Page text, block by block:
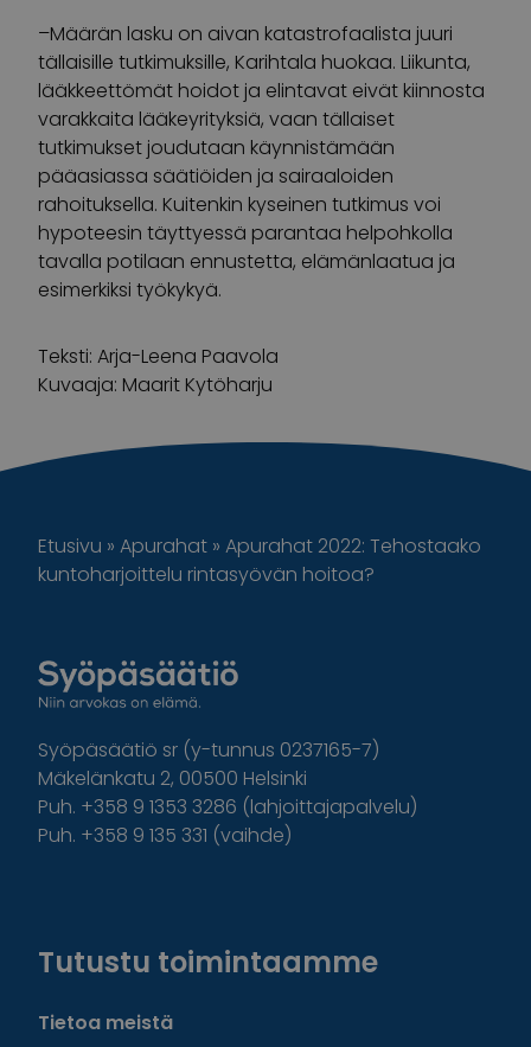
–Määrän lasku on aivan katastrofaalista juuri
tällaisille tutkimuksille, Karihtala huokaa. Liikunta,
lääkkeettömät hoidot ja elintavat eivät kiinnosta
varakkaita lääkeyrityksiä, vaan tällaiset
tutkimukset joudutaan käynnistämään
pääasiassa säätiöiden ja sairaaloiden
rahoituksella. Kuitenkin kyseinen tutkimus voi
hypoteesin täyttyessä parantaa helpohkolla
tavalla potilaan ennustetta, elämänlaatua ja
esimerkiksi työkykyä.
Teksti: Arja-Leena Paavola
Kuvaaja: Maarit Kytöharju
Etusivu » Apurahat » Apurahat 2022: Tehostaako
kuntoharjoittelu rintasyövän hoitoa?
Syöpäsäätiö sr (y-tunnus 0237165-7)
Mäkelänkatu 2, 00500 Helsinki
Puh. +358 9 1353 3286 (lahjoittajapalvelu)
Puh. +358 9 135 331 (vaihde)
Tutustu toimintaamme
Tietoa meistä